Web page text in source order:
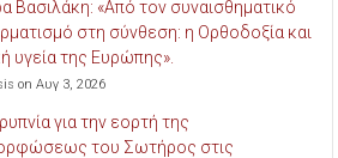
Βασιλάκη: «Από τον συναισθηματικό
στη σύνθεση: η Ορθοδοξία και
υγεία της Ευρώπης».
on Αυγ 3, 2026
για την εορτή της
του Σωτήρος στις